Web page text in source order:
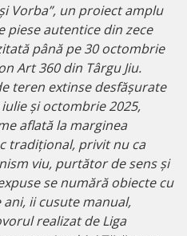
Vorba”, un proiect amplu
piese autentice din zece
până pe 30 octombrie
Art 360 din Târgu Jiu.
teren extinse desfășurate
și octombrie 2025,
aflată la marginea
tradițional, privit nu ca
viu, purtător de sens și
se numără obiecte cu
ii cusute manual,
realizat de Liga